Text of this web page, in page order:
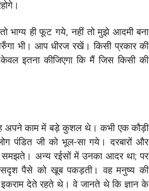
भाग्य ही फूट गये, नहीं तो मुझे आदमी बना
भी। आप धीरज रखें। किसी प्रकार की
इतना कीजिएगा कि मैं जिस किसी की
अपने काम में बड़े कुशल थे। कभी एक कौड़ी
पंडित जी को भूल-सा गये। दरबारों और
समझते। अन्य रईसों में उनका आदर था; पर
सदृश पैसे को खूब पकड़ती। वह मनुष्य की
इकराम देते रहते थे। वे जानते थे कि ज्ञान के